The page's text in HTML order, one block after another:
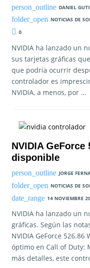
DANIEL
NOTICIAS DE
0
NVIDIA ha lanzado un
sus tarjetas gráficas
que podría ocurrir
controlador es
NVIDIA, a menos, por …
NVIDIA GeForce
disponible
JORGE
NOTICIAS DE
14 NOVIEMBRE
NVIDIA ha lanzado un
gráficas. Según las
NVIDIA GeForce
óptimo en Call of Duty:
más detalles, este